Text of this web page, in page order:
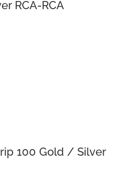
RCA-RCA
100 Gold / Silver